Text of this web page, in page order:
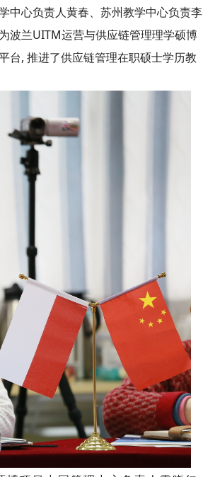
中心负责人黄春、苏州教学中心负责李
波兰UITM运营与供应链管理理学硕博
台, 推进了供应链管理在职硕士学历教